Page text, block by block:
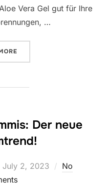
Vera Gel gut für Ihre
…
Der neue
Posted
on
July 2, 2023
No